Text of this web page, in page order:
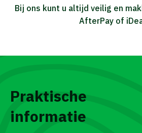
Bij ons kunt u altijd veilig en
AfterPay of
Praktische
informatie